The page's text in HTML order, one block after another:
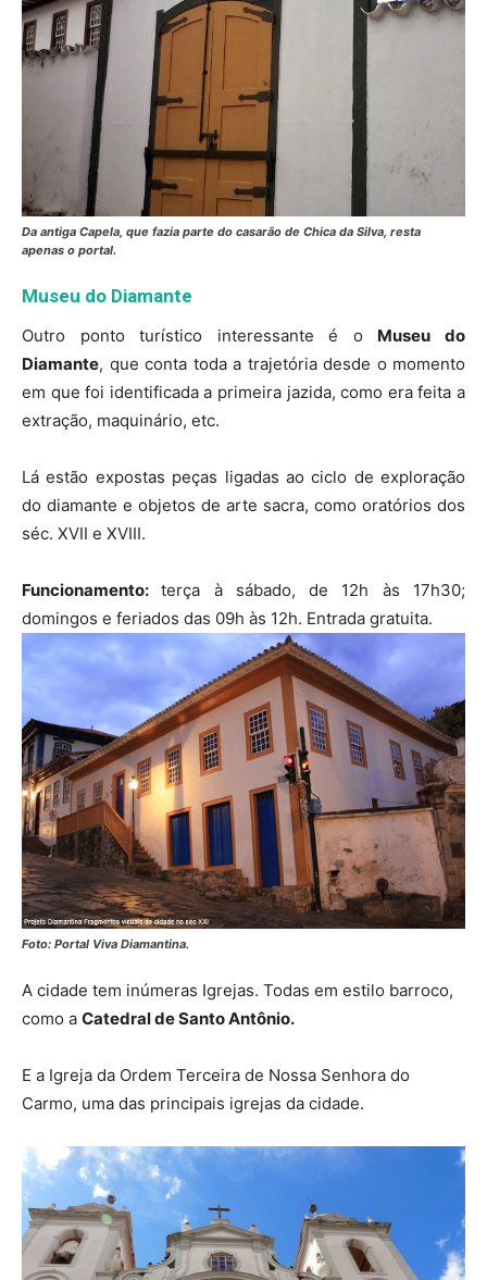
Da antiga Capela, que fazia parte do casarão de Chica da Silva, resta
apenas o portal.
Museu do Diamante
Outro ponto turístico interessante é o Museu do
Diamante, que conta toda a trajetória desde o momento
em que foi identificada a primeira jazida, como era feita a
extração, maquinário, etc.
Lá estão expostas peças ligadas ao ciclo de exploração
do diamante e objetos de arte sacra, como oratórios dos
séc. XVII e XVIII.
Funcionamento:terça à sábado, de 12h às 17h30;
domingos e feriados das 09h às 12h. Entrada gratuita.
Foto: Portal Viva Diamantina.
A cidade tem inúmeras Igrejas. Todas em estilo barroco,
como a Catedral de Santo Antônio.
E a Igreja da Ordem Terceira de Nossa Senhora do
Carmo, uma das principais igrejas da cidade.